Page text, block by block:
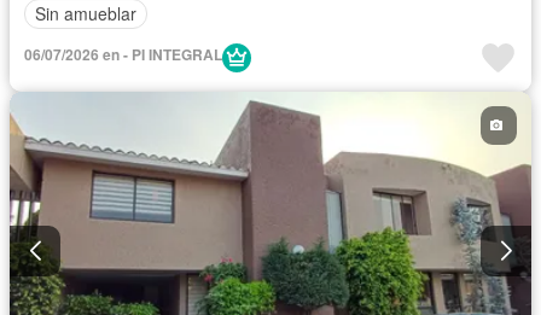
Sin amueblar
06/07/2026 en - PI INTEGRAL